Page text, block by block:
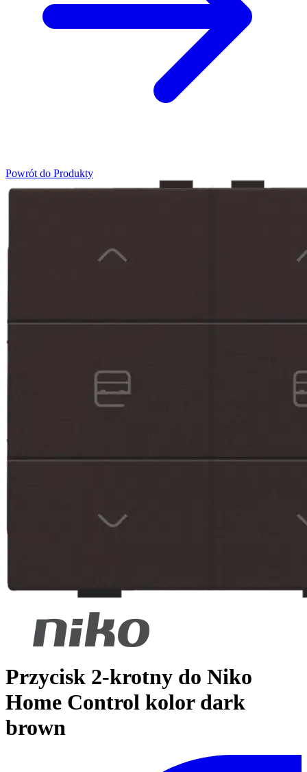
Powrót do Produkty
Przycisk 2-krotny do Niko
Home Control kolor dark
brown